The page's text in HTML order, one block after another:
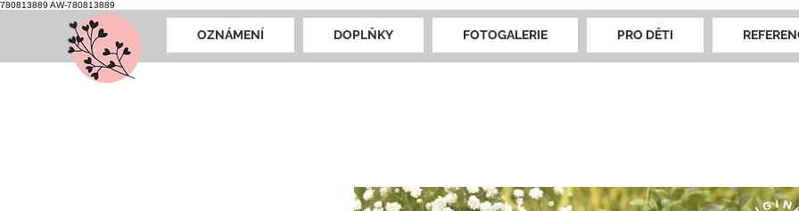
780813889 AW-780813889
OZNÁMENÍ DOPLŇKY FOTOGALERIE PRO DĚTI